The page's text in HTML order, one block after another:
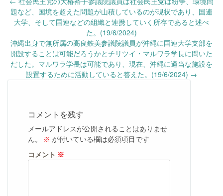
navigation
題など、国境を超えた問題が山積しているのが現状であり、国連
大学、そして国連などの組織と連携していく所存であると述べ
た。(19/6/2024)
沖縄出身で無所属の高良鉄美参議院議員が沖縄に国連大学支部を
開設することは可能だろうかとチリツイ・マルワラ学長に問いた
だした。マルワラ学長は可能であり、現在、沖縄に適当な施設を
設置するために活動していると答えた。(19/6/2024) →
コメントを残す
メールアドレスが公開されることはありませ
ん。
※ が付いている欄は必須項目です
コメント ※